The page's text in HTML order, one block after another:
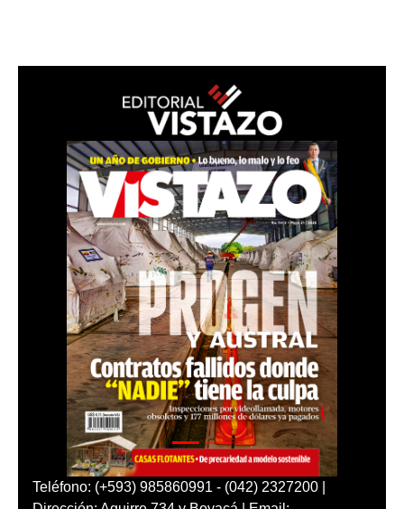
Teléfono: (+593) 985860991 - (042) 2327200 |